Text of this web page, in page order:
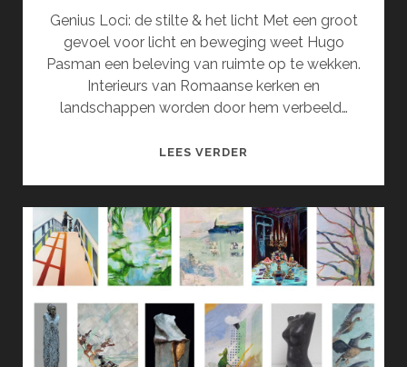
Genius Loci: de stilte & het licht Met een groot
gevoel voor licht en beweging weet Hugo
Pasman een beleving van ruimte op te wekken.
Interieurs van Romaanse kerken en
landschappen worden door hem verbeeld…
LEES VERDER
SCHILDERIJEN
EN
TEKENINGEN
(APRIL)